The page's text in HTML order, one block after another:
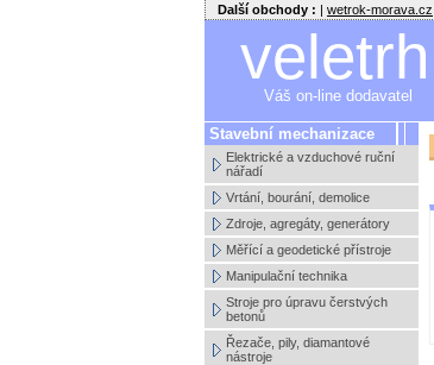
Další obchody : | wetrok-morava.cz
veletrh
Váš on-line dodavatel
Stavební mechanizace
Elektrické a vzduchové ruční
nářadí
Vrtání, bourání, demolice
Zdroje, agregáty, generátory
Měřící a geodetické přístroje
Manipulační technika
Stroje pro úpravu čerstvých
betonů
Řezače, pily, diamantové
nástroje